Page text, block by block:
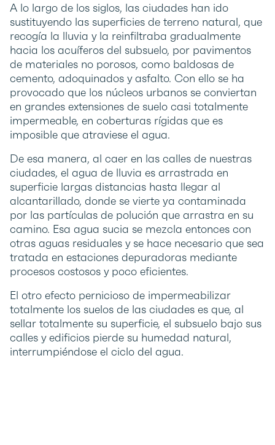
A lo largo de los siglos, las ciudades han ido
sustituyendo las superficies de terreno natural, que
recogía la lluvia y la reinfiltraba gradualmente
hacia los acuíferos del subsuelo, por pavimentos
de materiales no porosos, como baldosas de
cemento, adoquinados y asfalto. Con ello se ha
provocado que los núcleos urbanos se conviertan
en grandes extensiones de suelo casi totalmente
impermeable, en coberturas rígidas que es
imposible que atraviese el agua.
De esa manera, al caer en las calles de nuestras
ciudades, el agua de lluvia es arrastrada en
superficie largas distancias hasta llegar al
alcantarillado, donde se vierte ya contaminada
por las partículas de polución que arrastra en su
camino. Esa agua sucia se mezcla entonces con
otras aguas residuales y se hace necesario que sea
tratada en estaciones depuradoras mediante
procesos costosos y poco eficientes.
El otro efecto pernicioso de impermeabilizar
totalmente los suelos de las ciudades es que, al
sellar totalmente su superficie, el subsuelo bajo sus
calles y edificios pierde su humedad natural,
interrumpiéndose el ciclo del agua.